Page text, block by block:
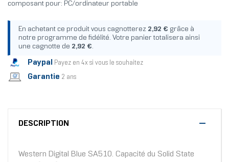
composant pour: PC/ordinateur portable
En achetant ce produit vous cagnotterez 2,92 € grâce à
notre programme de fidélité. Votre panier totalisera ainsi
une cagnotte de 2,92 €.
Paypal Payez en 4x si vous le souhaitez
Garantie 2 ans
DESCRIPTION
Western Digital Blue SA510. Capacité du Solid State